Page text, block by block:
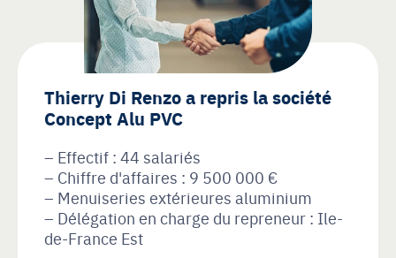
Thierry Di Renzo a repris la société
Concept Alu PVC
Effectif : 44 salariés
Chiffre d'affaires : 9 500 000 €
Menuiseries extérieures aluminium
Délégation en charge du repreneur : Ile-
de-France Est